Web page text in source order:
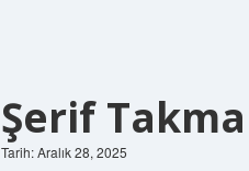
Şerif
Tarih: Aralık 28, 2025